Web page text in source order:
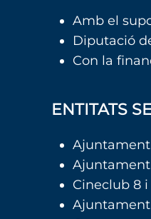
Amb el
Diputació
Con la
ENTITATS
Ajuntament
Cineclub 8
Ajuntament